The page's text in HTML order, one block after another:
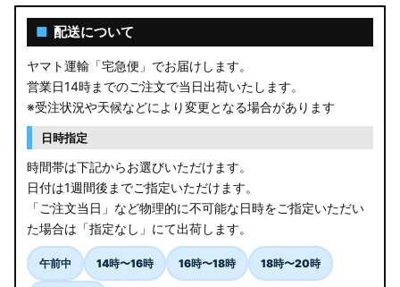
■ 配送について
ヤマト運輸「宅急便」でお届けします。
営業日14時までのご注文で当日出荷いたします。
※受注状況や天候などにより変更となる場合があります
日時指定
時間帯は下記からお選びいただけます。
日付は1週間後までご指定いただけます。
「ご注文当日」など物理的に不可能な日時をご指定いただい
た場合は「指定なし」にて出荷します。
午前中 14時〜16時 16時〜18時 18時〜20時